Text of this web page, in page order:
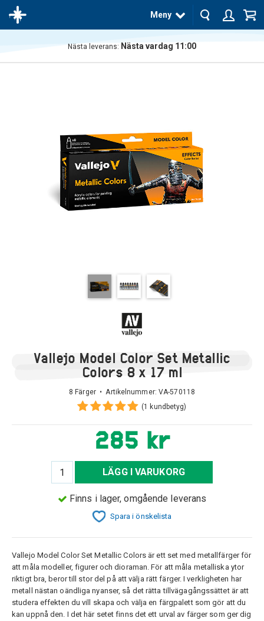
Meny
Nästa leverans: Nästa vardag 11:00
Vallejo Model Color Set Metallic
Colors 8 x 17 ml
8 Färger • Artikelnummer: VA-570118
(1 kundbetyg)
285 kr
LÄGG I VARUKORG
Finns i lager, omgående leverans
Spara i önskelista
Vallejo Model Color Set Metallic Colors är ett set med metallfärger för
att måla modeller, figurer och dioraman. För att måla metalliska ytor
riktigt bra, beror till stor del på att välja rätt färger. I verkligheten har
metall nästan oändliga nyanser, så det rätta tillvägagångssättet är att
studera effekten du vill skapa och välja en färgpalett som gör att du
kan uppnå den. I det här setet finns det ett urval av färger som ger dig